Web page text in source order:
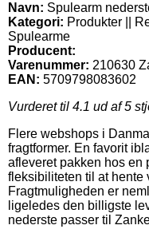
Navn: Spulearm
Kategori: Produkter ||
Spulearme
Producent:
Varenummer: 210630
EAN: 5709798083602
Vurderet til 4.1 ud af 5
Flere webshops i
fragtformer. En favorit
afleveret pakken hos en
fleksibiliteten til at
Fragtmuligheden er
ligeledes den billigste
nederste passer til